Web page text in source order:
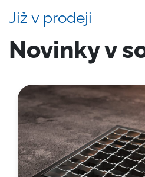
Již v prodeji
Novinky v